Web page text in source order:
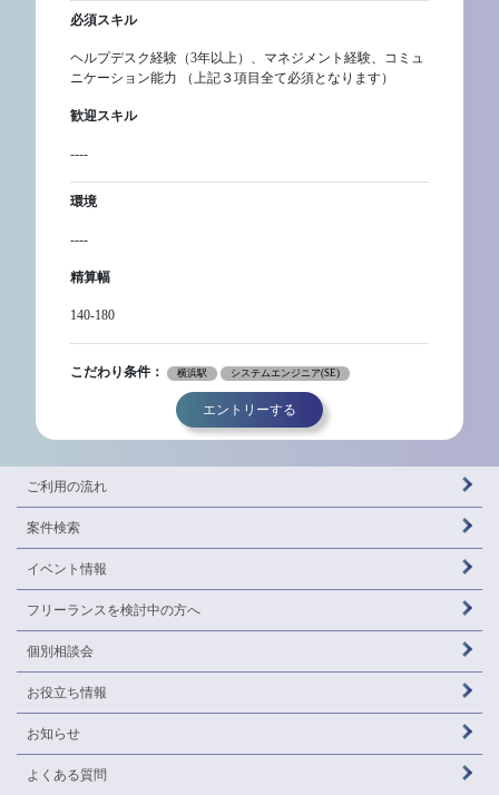
必須スキル
ヘルプデスク経験（3年以上）、マネジメント経験、コミュ
ニケーション能力 （上記３項目全て必須となります）
歓迎スキル
----
環境
----
精算幅
140-180
こだわり条件： 横浜駅 システムエンジニア(SE)
エントリーする
ご利用の流れ
案件検索
イベント情報
フリーランスを検討中の方へ
個別相談会
お役立ち情報
お知らせ
よくある質問